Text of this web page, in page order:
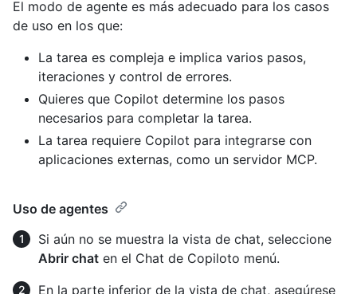
El modo de agente es más adecuado para los casos
de uso en los que:
La tarea es compleja e implica varios pasos,
iteraciones y control de errores.
Quieres que Copilot determine los pasos
necesarios para completar la tarea.
La tarea requiere Copilot para integrarse con
aplicaciones externas, como un servidor MCP.
Uso de agentes
Si aún no se muestra la vista de chat, seleccione
Abrir chat en el Chat de Copiloto menú.
En la parte inferior de la vista de chat, asegúrese